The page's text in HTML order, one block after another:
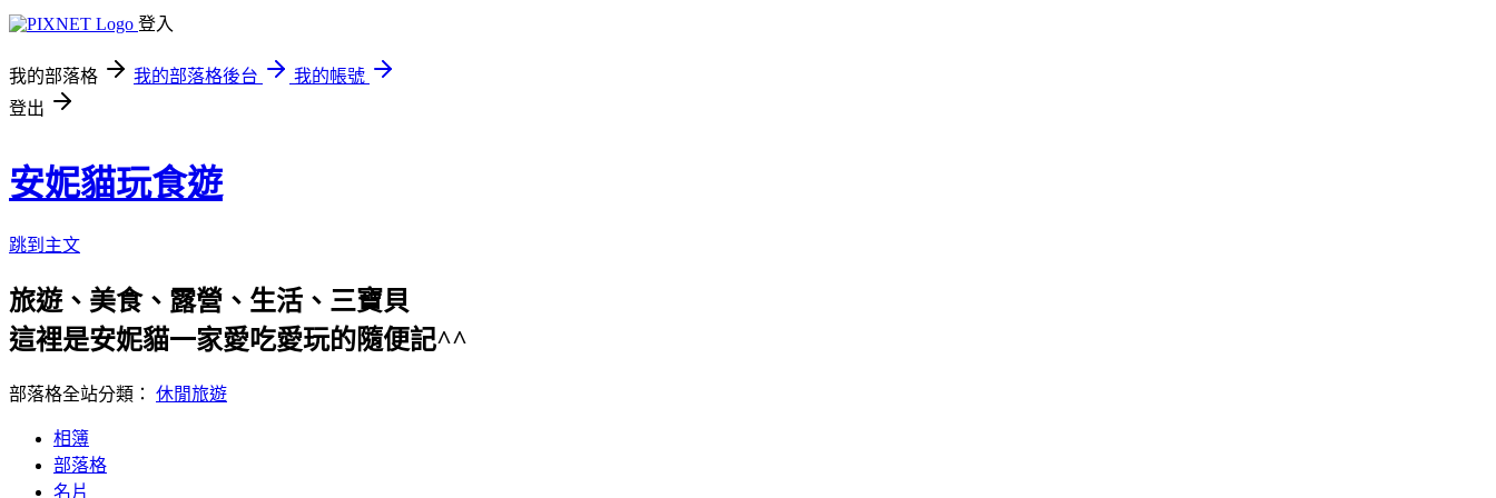
登入
我的部落格 我的部落格後台
我的帳號
登出
安妮貓玩食遊
跳到主文
旅遊、美食、露營、生活、三寶貝
這裡是安妮貓一家愛吃愛玩的隨便記^^
部落格全站分類： 休閒旅遊
相簿
部落格
名片